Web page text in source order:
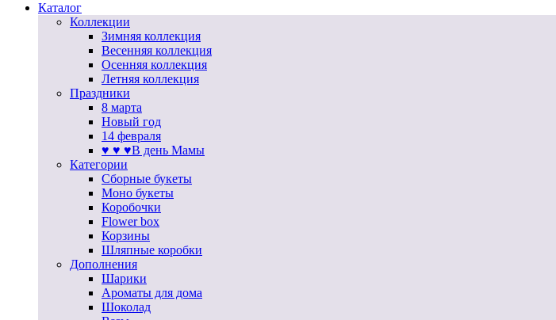
Каталог
Коллекции
Зимняя коллекция
Весенняя коллекция
Осенняя коллекция
Летняя коллекция
Праздники
8 марта
Новый год
14 февраля
♥ ♥ ♥В день Мамы
Категории
Сборные букеты
Моно букеты
Коробочки
Flower box
Корзины
Шляпные коробки
Дополнения
Шарики
Ароматы для дома
Шоколад